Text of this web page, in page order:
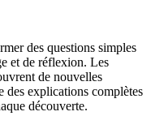
des questions simples
et de réflexion. Les
de nouvelles
des explications complètes
découverte.